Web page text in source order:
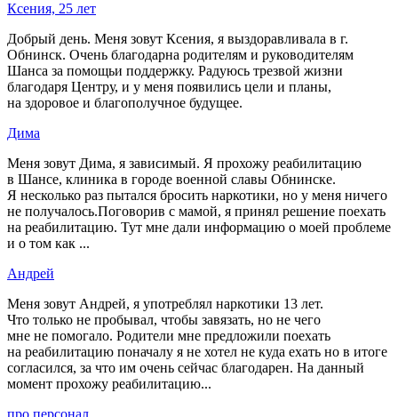
Ксения, 25 лет
Добрый день. Меня зовут Ксения, я выздоравливала в г.
Обнинск. Очень благодарна родителям и руководителям
Шанса за помощьи поддержку. Радуюсь трезвой жизни
благодаря Центру, и у меня появились цели и планы,
на здоровое и благополучное будущее.
Дима
Меня зовут Дима, я зависимый. Я прохожу реабилитацию
в Шансе, клиника в городе военной славы Обнинске.
Я несколько раз пытался бросить наркотики, но у меня ничего
не получалось.Поговорив с мамой, я принял решение поехать
на реабилитацию. Тут мне дали информацию о моей проблеме
и о том как ...
Андрей
Меня зовут Андрей, я употреблял наркотики 13 лет.
Что только не пробывал, чтобы завязать, но не чего
мне не помогало. Родители мне предложили поехать
на реабилитацию поначалу я не хотел не куда ехать но в итоге
согласился, за что им очень сейчас благодарен. На данный
момент прохожу реабилитацию...
про персонал